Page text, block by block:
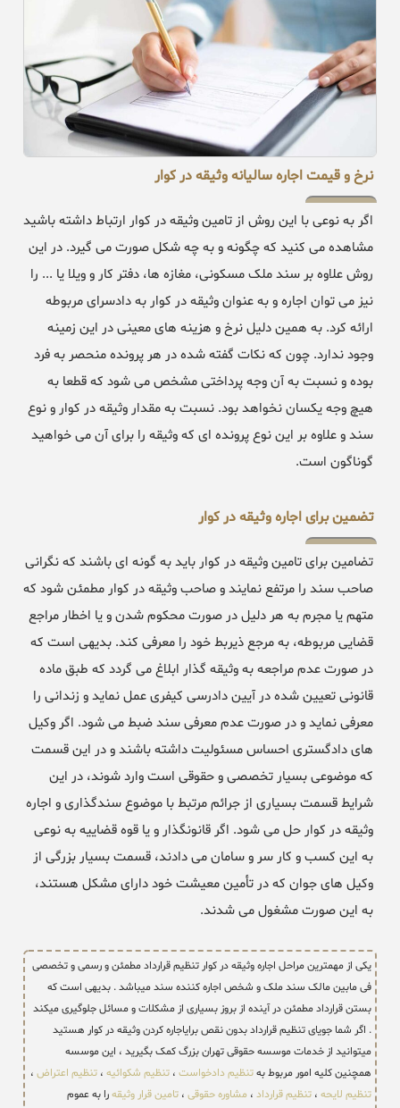
نرخ و قیمت اجاره سالیانه وثیقه در کوار
اگر به نوعی با این روش از تامین وثیقه در کوار ارتباط داشته باشید
مشاهده می کنید که چگونه و به چه شکل صورت می گیرد. در این
روش علاوه بر سند ملک مسکونی، مغازه ها، دفتر کار و ویلا یا ... را
نیز می توان اجاره و به عنوان وثیقه در کوار به دادسرای مربوطه
ارائه کرد. به همین دلیل نرخ و هزینه های معینی در این زمینه
وجود ندارد. چون که نکات گفته شده در هر پرونده منحصر به فرد
بوده و نسبت به آن وجه پرداختی مشخص می شود که قطعا به
هیچ وجه یکسان نخواهد بود. نسبت به مقدار وثیقه در کوار و نوع
سند و علاوه بر این نوع پرونده ای که وثیقه را برای آن می خواهید
گوناگون است.
تضمین برای اجاره وثیقه در کوار
تضامین برای تامین وثیقه در کوار باید به گونه ای باشند که نگرانی
صاحب سند را مرتفع نمایند و صاحب وثیقه در کوار مطمئن شود که
متهم یا مجرم به هر دلیل در صورت محکوم شدن و یا اخطار مراجع
قضایی مربوطه، به مرجع ذیربط خود را معرفی کند. بدیهی است که
در صورت عدم مراجعه به وثیقه گذار ابلاغ می گردد که طبق ماده
قانونی تعیین شده در آیین دادرسی کیفری عمل نماید و زندانی را
معرفی نماید و در صورت عدم معرفی سند ضبط می شود. اگر وکیل
های دادگستری احساس مسئولیت داشته باشند و در این قسمت
که موضوعی بسیار تخصصی و حقوقی است وارد شوند، در این
شرایط قسمت بسیاری از جرائم مرتبط با موضوع سندگذاری و اجاره
وثیقه در کوار حل می شود. اگر قانونگذار و یا قوه قضاییه به نوعی
به این کسب و کار سر و سامان می دادند، قسمت بسیار بزرگی از
وکیل های جوان که در تأمین معیشت خود دارای مشکل هستند،
به این صورت مشغول می شدند.
یکی از مهمترین مراحل اجاره وثیقه در کوار تنظیم قرارداد مطمئن و رسمی و تخصصی
فی مابین مالک سند ملک و شخص اجاره کننده سند میباشد . بدیهی است که
بستن قرارداد مطمئن در آینده از بروز بسیاری از مشکلات و مسائل جلوگیری میکند
. اگر شما جویای تنظیم قرارداد بدون نقص برایاجاره کردن وثیقه در کوار هستید
میتوانید از خدمات موسسه حقوقی تهران بزرگ کمک بگیرید ، این موسسه
همچنین کلیه امور مربوط بهتنظیم دادخواست ، تنظیم شکوائیه ، تنظیم اعتراض ،
تنظیم لایحه ، تنظیم قرارداد ، مشاوره حقوقی ، تامین قرار وثیقهرا به عموم